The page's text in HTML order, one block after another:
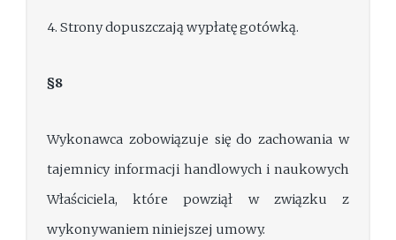
4. Strony dopuszczają wypłatę gotówką.
§8
Wykonawca zobowiązuje się do zachowania w
tajemnicy informacji handlowych i naukowych
Właściciela, które powziął w związku z
wykonywaniem niniejszej umowy.